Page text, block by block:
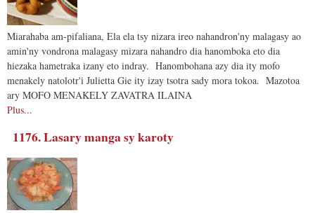
Miarahaba am-pifaliana, Ela ela tsy nizara ireo nahandron'ny malagasy ao
amin'ny vondrona malagasy mizara nahandro dia hanomboka eto dia
hiezaka hametraka izany eto indray. Hanombohana azy dia ity mofo
menakely natolotr'i Julietta Gie ity izay tsotra sady mora tokoa. Mazotoa
ary MOFO MENAKELY ZAVATRA ILAINA
Plus...
1176. Lasary manga sy karoty